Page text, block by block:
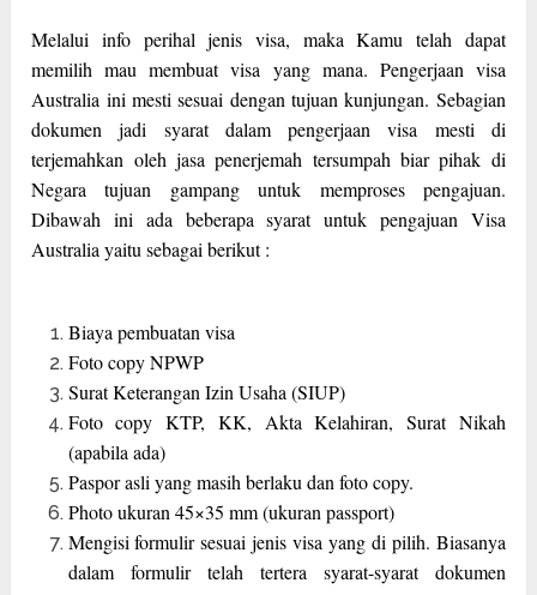
Melalui info perihal jenis visa, maka Kamu telah dapat
memilih mau membuat visa yang mana. Pengerjaan visa
Australia ini mesti sesuai dengan tujuan kunjungan. Sebagian
dokumen jadi syarat dalam pengerjaan visa mesti di
terjemahkan oleh jasa penerjemah tersumpah biar pihak di
Negara tujuan gampang untuk memproses pengajuan.
Dibawah ini ada beberapa syarat untuk pengajuan Visa
Australia yaitu sebagai berikut :
Biaya pembuatan visa
Foto copy NPWP
Surat Keterangan Izin Usaha (SIUP)
Foto copy KTP, KK, Akta Kelahiran, Surat Nikah
(apabila ada)
Paspor asli yang masih berlaku dan foto copy.
Photo ukuran 45×35 mm (ukuran passport)
Mengisi formulir sesuai jenis visa yang di pilih. Biasanya
dalam formulir telah tertera syarat-syarat dokumen